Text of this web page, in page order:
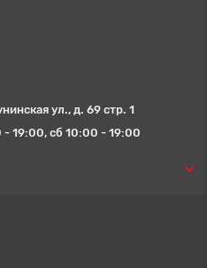
ул., д. 69 стр. 1
19:00, сб 10:00 - 19:00